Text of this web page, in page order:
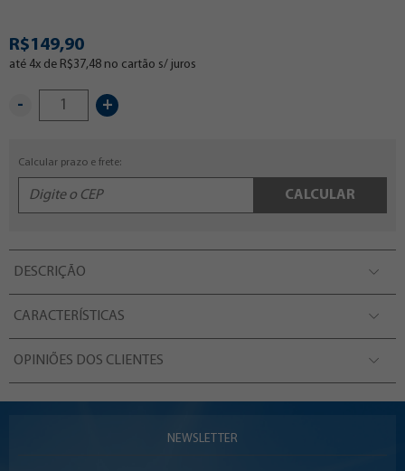
R$149,90
até 4x de R$37,48 no cartão s/ juros
- +
Calcular prazo e frete:
CALCULAR
DESCRIÇÃO
CARACTERÍSTICAS
OPINIÕES DOS CLIENTES
NEWSLETTER